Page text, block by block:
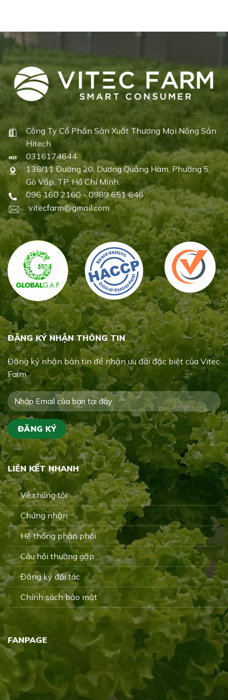
Công Ty Cổ Phần Sản Xuất Thương Mại Nông Sản
Hitech
0316174644
138/11 Đường 20, Dương Quảng Hàm, Phường 5,
Gò Vấp, TP. Hồ Chí Minh.
096 160 2160 - 0989 651 646
vitecfarm@gmail.com
ĐĂNG KÝ NHẬN THÔNG TIN
Đăng ký nhận bản tin để nhận ưu đãi đặc biệt của Vitec
Farm
LIÊN KẾT NHANH
Về chúng tôi
Chứng nhận
Hệ thống phân phối
Câu hỏi thường gặp
Đăng ký đối tác
Chính sách bảo mật
FANPAGE